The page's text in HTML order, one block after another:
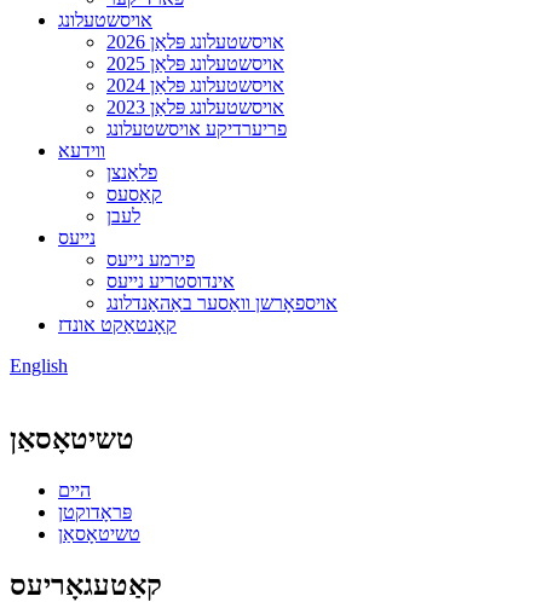
אויסשטעלונג
2026 אויסשטעלונג פּלאַן
2025 אויסשטעלונג פּלאַן
2024 אויסשטעלונג פּלאַן
2023 אויסשטעלונג פּלאַן
פריערדיקע אויסשטעלונג
ווידעא
פלאַנצן
קאַסעס
לעבן
נייעס
פירמע נייעס
אינדוסטריע נייעס
אויספאָרשן וואַסער באַהאַנדלונג
קאָנטאַקט אונדז
English
טשיטאָסאַן
היים
פּראָדוקטן
טשיטאָסאַן
קאַטעגאָריעס